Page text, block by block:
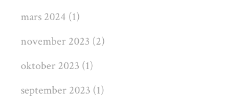
mars 2024 (1)
november 2023 (2)
oktober 2023 (1)
september 2023 (1)